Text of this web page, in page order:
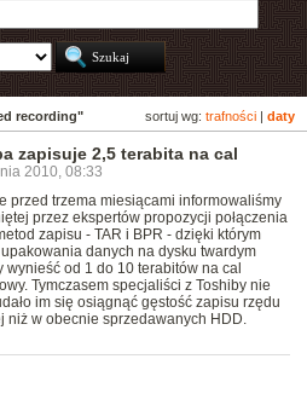
sortuj wg: trafności daty
recording"
zapisuje 2,5 terabita na cal
2010, 08:33
przed trzema miesiącami informowaliśmy
przez ekspertów propozycji połączenia
zapisu - TAR i BPR - dzięki którym
danych na dysku twardym
wynieść od 1 do 10 terabitów na cal
Tymczasem specjaliści z Toshiby nie
im się osiągnąć gęstość zapisu rzędu
niż w obecnie sprzedawanych HDD.